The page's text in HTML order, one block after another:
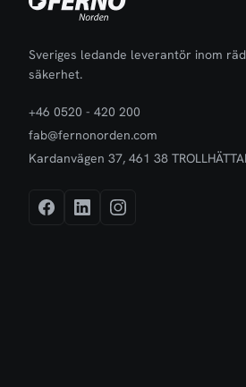
Sveriges ledande leverantör inom
säkerhet.
+46 0520 - 420 200
fab@fernonorden.com
Kardanvägen 37, 461 38